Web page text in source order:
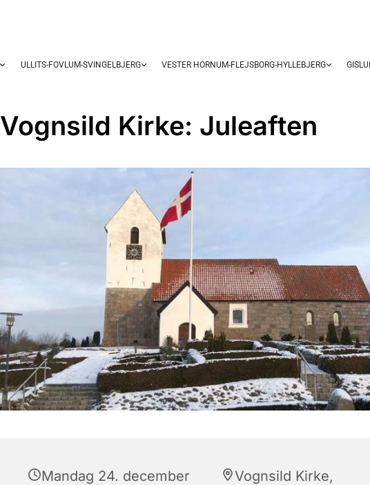
ULLITS-FOVLUM-SVINGELBJERG VESTER HORNUM-FLEJSBORG-HYLLEBJERG
Vognsild Kirke: Juleaften
Mandag 24. december
Vognsild Kirke,